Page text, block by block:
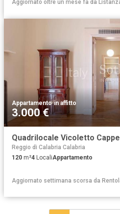
Aggiornato oltre un mese fa da
Appartamento·in affitto
3.000 €
Reggio di Calabria Calabria
120 m²4 LocaliAppartamento
Aggiornato settimana scorsa da